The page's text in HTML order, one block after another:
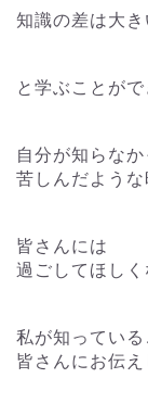
知識の差は大き
と学ぶことがで
自分が知らな
苦しんだような
皆さんには
過ごしてほしく
私が知ってい
皆さんにお伝え